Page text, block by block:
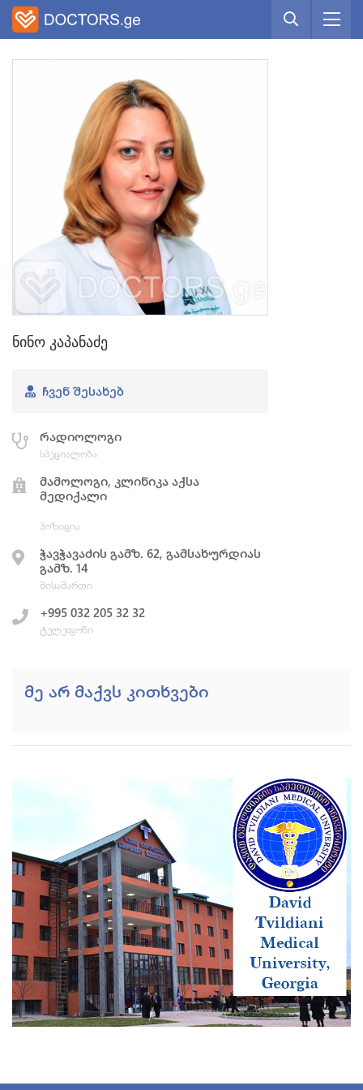
ნინო კაპანაძე
ᲩᲕᲔᲜ ᲨᲔᲡᲐᲮᲔᲑ
რადიოლოგი
სპეციალობა
მამოლოგი, კლინიკა აქსა
მედიქალი
პოზიცია
ჭავჭავაძის გამზ. 62, გამსახურდიას
გამზ. 14
მისამართი
+995 032 205 32 32
ტელეფონი
მე არ მაქვს კითხვები